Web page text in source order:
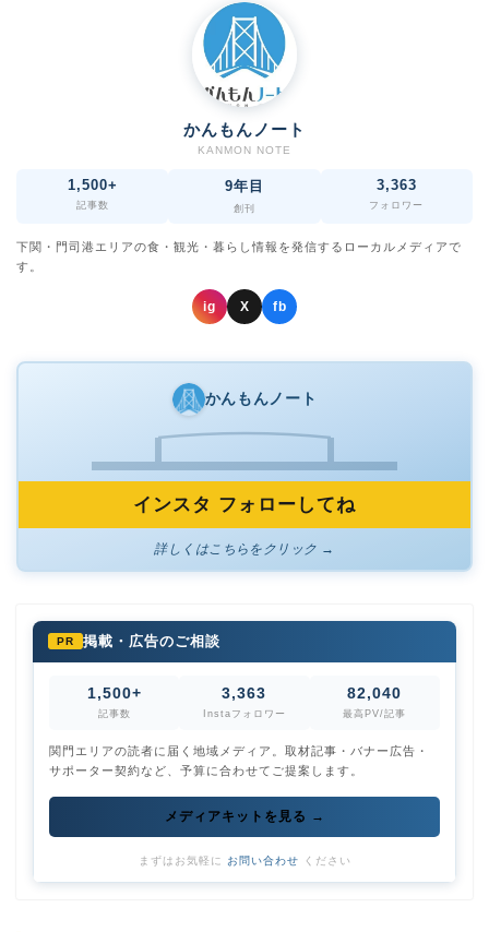
かんもんノート
KANMON NOTE
1,500+
記事数
9年目
創刊
3,363
フォロワー
下関・門司港エリアの食・観光・暮らし情報を発信するローカルメディアで
す。
ig X fb
かんもんノート
インスタ フォローしてね
詳しくはこちらをクリック →
PR 掲載・広告のご相談
1,500+
記事数
3,363
Instaフォロワー
82,040
最高PV/記事
関門エリアの読者に届く地域メディア。取材記事・バナー広告・
サポーター契約など、予算に合わせてご提案します。
メディアキットを見る →
まずはお気軽に お問い合わせ ください